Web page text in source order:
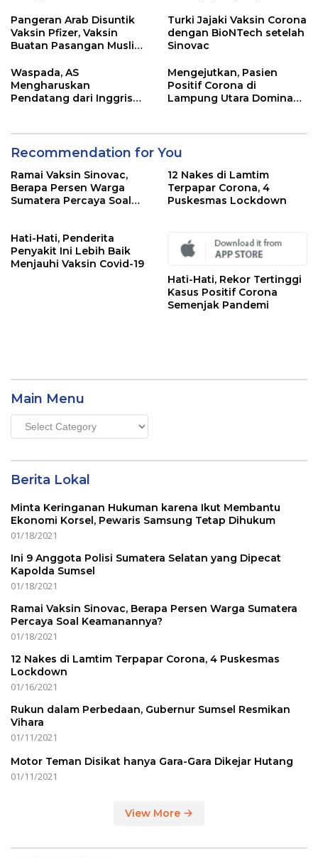
Pangeran Arab Disuntik
Vaksin Pfizer, Vaksin
Buatan Pasangan Muslim
Turki Jajaki Vaksin Corona
dengan BioNTech setelah
Sinovac
Waspada, AS
Mengharuskan
Pendatang dari Inggris
Mengejutkan, Pasien
Positif Corona di
Lampung Utara Dominan
Recommendation for You
Ramai Vaksin Sinovac,
Berapa Persen Warga
Sumatera Percaya Soal
12 Nakes di Lamtim
Terpapar Corona, 4
Puskesmas Lockdown
Hati-Hati, Penderita
Penyakit Ini Lebih Baik
Menjauhi Vaksin Covid-19
Hati-Hati, Rekor Tertinggi
Kasus Positif Corona
Semenjak Pandemi
Main Menu
Main
Menu
Berita Lokal
Minta Keringanan Hukuman karena Ikut Membantu
Ekonomi Korsel, Pewaris Samsung Tetap Dihukum
01/18/2021
Ini 9 Anggota Polisi Sumatera Selatan yang Dipecat
Kapolda Sumsel
01/18/2021
Ramai Vaksin Sinovac, Berapa Persen Warga Sumatera
Percaya Soal Keamanannya?
01/18/2021
12 Nakes di Lamtim Terpapar Corona, 4 Puskesmas
Lockdown
01/16/2021
Rukun dalam Perbedaan, Gubernur Sumsel Resmikan
Vihara
01/11/2021
Motor Teman Disikat hanya Gara-Gara Dikejar Hutang
01/11/2021
View More